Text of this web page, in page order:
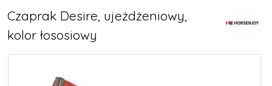
Czaprak Desire, ujeżdżeniowy,
kolor łososiowy